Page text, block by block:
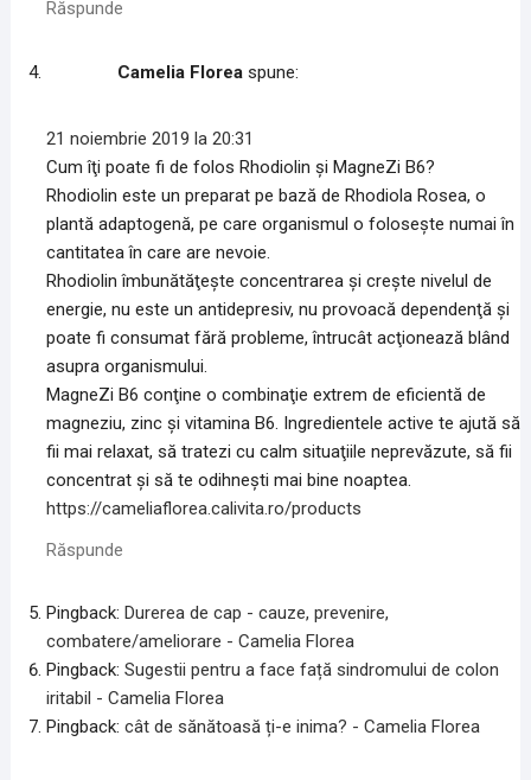
r
o
Răspunde
Camelia Florea spune:
21 noiembrie 2019 la 20:31
Cum îţi poate fi de folos Rhodiolin şi MagneZi B6?
Rhodiolin este un preparat pe bază de Rhodiola Rosea, o
plantă adaptogenă, pe care organismul o foloseşte numai în
cantitatea în care are nevoie.
Rhodiolin îmbunătăţeşte concentrarea şi creşte nivelul de
energie, nu este un antidepresiv, nu provoacă dependenţă şi
poate fi consumat fără probleme, întrucât acţionează blând
asupra organismului.
MagneZi B6 conţine o combinaţie extrem de eficientă de
magneziu, zinc şi vitamina B6. Ingredientele active te ajută să
fii mai relaxat, să tratezi cu calm situaţiile neprevăzute, să fii
concentrat şi să te odihneşti mai bine noaptea.
https://cameliaflorea.calivita.ro/products
Răspunde
Pingback: Durerea de cap - cauze, prevenire,
combatere/ameliorare - Camelia Florea
Pingback: Sugestii pentru a face față sindromului de colon
iritabil - Camelia Florea
Pingback: cât de sănătoasă ți-e inima? - Camelia Florea